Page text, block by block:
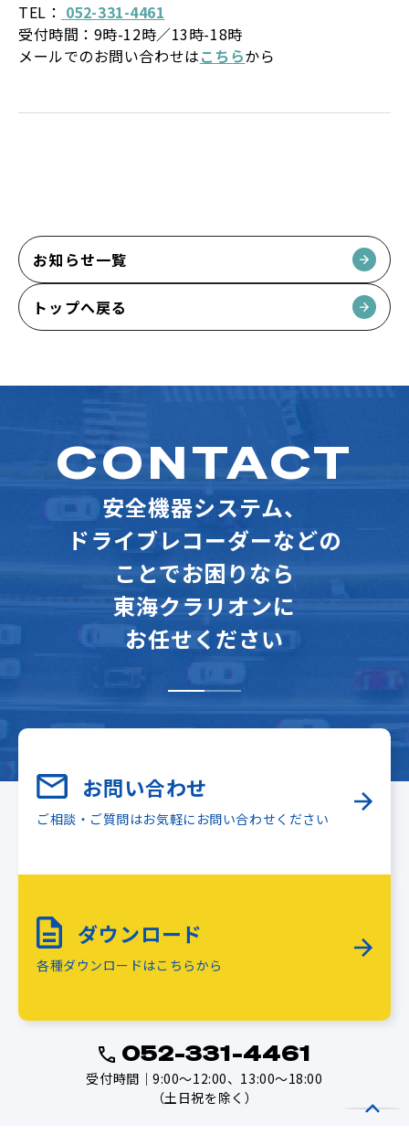
TEL： 052-331-4461
受付時間：9時-12時／13時-18時
メールでのお問い合わせはこちらから
お知らせ一覧
トップへ戻る
CONTACT
安全機器システム、
ドライブレコーダーなどの
ことでお困りなら
東海クラリオンに
お任せください
お問い合わせ
ご相談・ご質問はお気軽にお問い合わせください
ダウンロード
各種ダウンロードはこちらから
052-331-4461
受付時間｜9:00～12:00、13:00～18:00
（土日祝を除く）